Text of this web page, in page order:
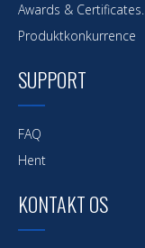
Awards & Certificates.
Produktkonkurrence
SUPPORT
FAQ
Hent
KONTAKT OS